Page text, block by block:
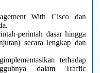
With Cisco dan
perintah dasar hingga
secara lengkap dan
terhadap
dalam Traffic